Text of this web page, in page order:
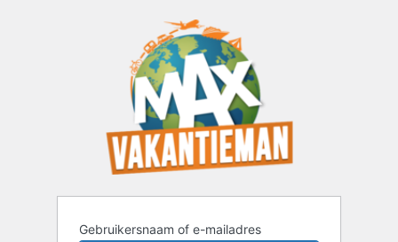
Gebruikersnaam of e-mailadres